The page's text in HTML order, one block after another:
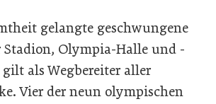
gelangte geschwungene
Stadion, Olympia-Halle und -
als Wegbereiter aller
Vier der neun olympischen